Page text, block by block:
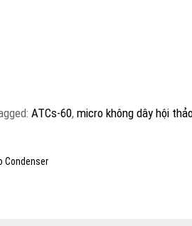
ATCs-60,micro không dây hội
Condenser